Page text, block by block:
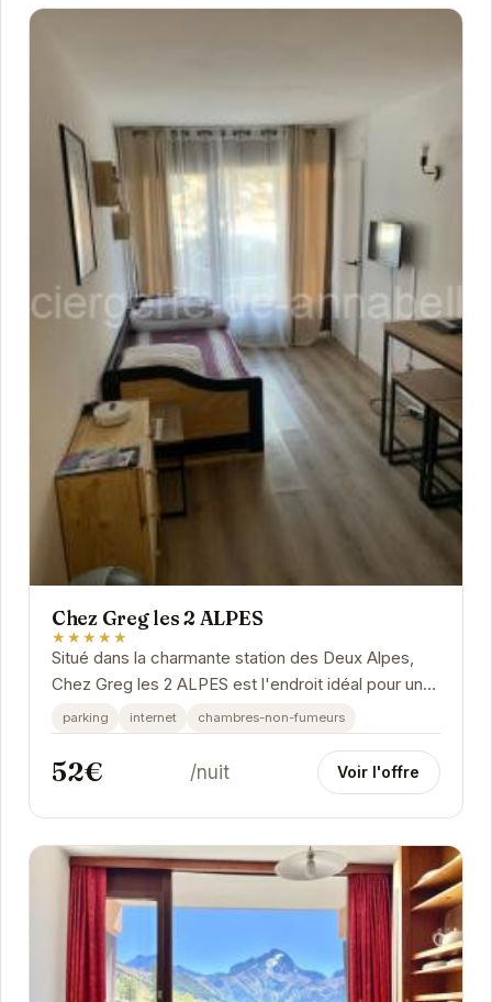
Chez Greg les 2 ALPES
★★★★★
Situé dans la charmante station des Deux Alpes,
Chez Greg les 2 ALPES est l'endroit idéal pour un
séjour à la montagne réussi.
parking internet chambres-non-fumeurs
52€ /nuit Voir l'offre